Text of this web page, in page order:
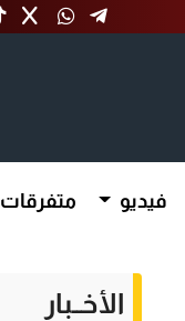
فيديو متفرقات
الأخــبار